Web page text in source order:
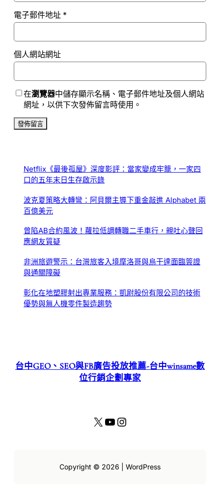
電子郵件地址 *
個人網站網址
在瀏覽器中儲存顯示名稱、電子郵件地址及個人網站
網址，以供下次發佈留言時使用。
Netflix《最後孤屋》深度影評：當家變成牢籠，一家四
口的五年末日生存啟示錄
波克夏策略大轉彎：阿貝爾主導下重金敲進 Alphabet 兩
百億美元
曾陷AB合約風波！蘿拉低調轉職二手車行，親吐心聲回
應網友質疑
非洲旅遊警示：台灣旅客入境摩洛哥與烏干達面臨簽證
與通關障礙
彰化在地塑膠射出專業服務：凱尉股份有限公司的技術
優勢與無人機零件製造趨勢
台中GEO、SEO與FB廣告投放推薦-台中winsame數
位行銷企劃專家
X YouTube Instagram
Copyright © 2026 | WordPress